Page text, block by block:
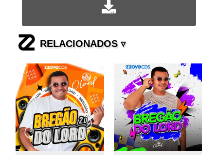
RELACIONADOS ▿